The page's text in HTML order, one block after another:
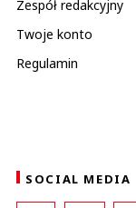
Zespół redakcyjny
Twoje konto
Regulamin
SOCIAL MEDIA